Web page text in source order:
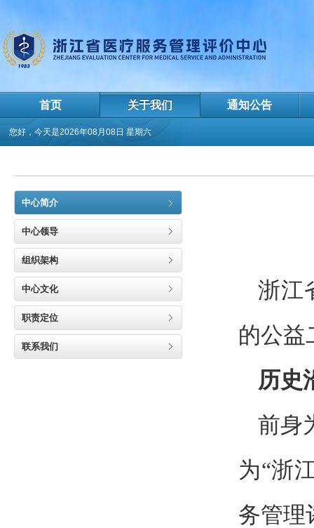
首页 关于我们 通知公告
您好，今天是2026年08月08日 星期六
中心简介
中心领导
组织架构
中心文化
职责定位
联系我们
浙江
的公益
历史
前身
为“浙
务管理